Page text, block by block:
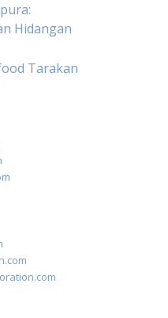
Hidangan
Tarakan